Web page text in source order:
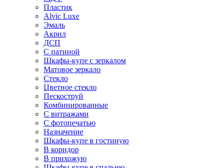
Пластик
Alvic Luxe
Эмаль
Акрил
ДСП
С патиной
Шкафы-купе с зеркалом
Матовое зеркало
Стекло
Цветное стекло
Пескоструй
Комбинированные
С витражами
С фотопечатью
Назначение
Шкафы-купе в гостиную
В коридор
В прихожую